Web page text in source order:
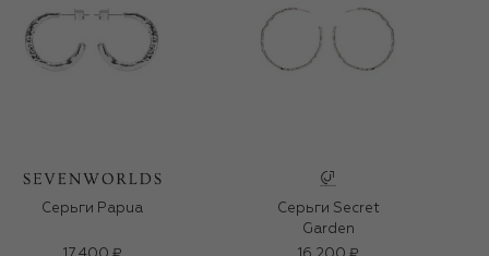
Серьги Papua
Серьги Secret
Garden